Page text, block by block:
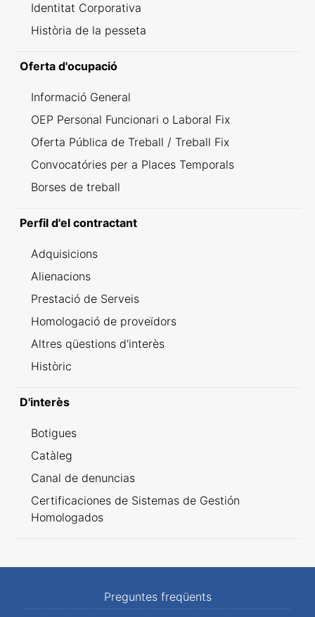
Identitat Corporativa
Història de la pesseta
Oferta d'ocupació
Informació General
OEP Personal Funcionari o Laboral Fix
Oferta Pública de Treball / Treball Fix
Convocatóries per a Places Temporals
Borses de treball
Perfil d'el contractant
Adquisicions
Alienacions
Prestació de Serveis
Homologació de proveïdors
Altres qüestions d'interès
Històric
D'interès
Botigues
Catàleg
Canal de denuncias
Certificaciones de Sistemas de Gestión
Homologados
Preguntes freqüents